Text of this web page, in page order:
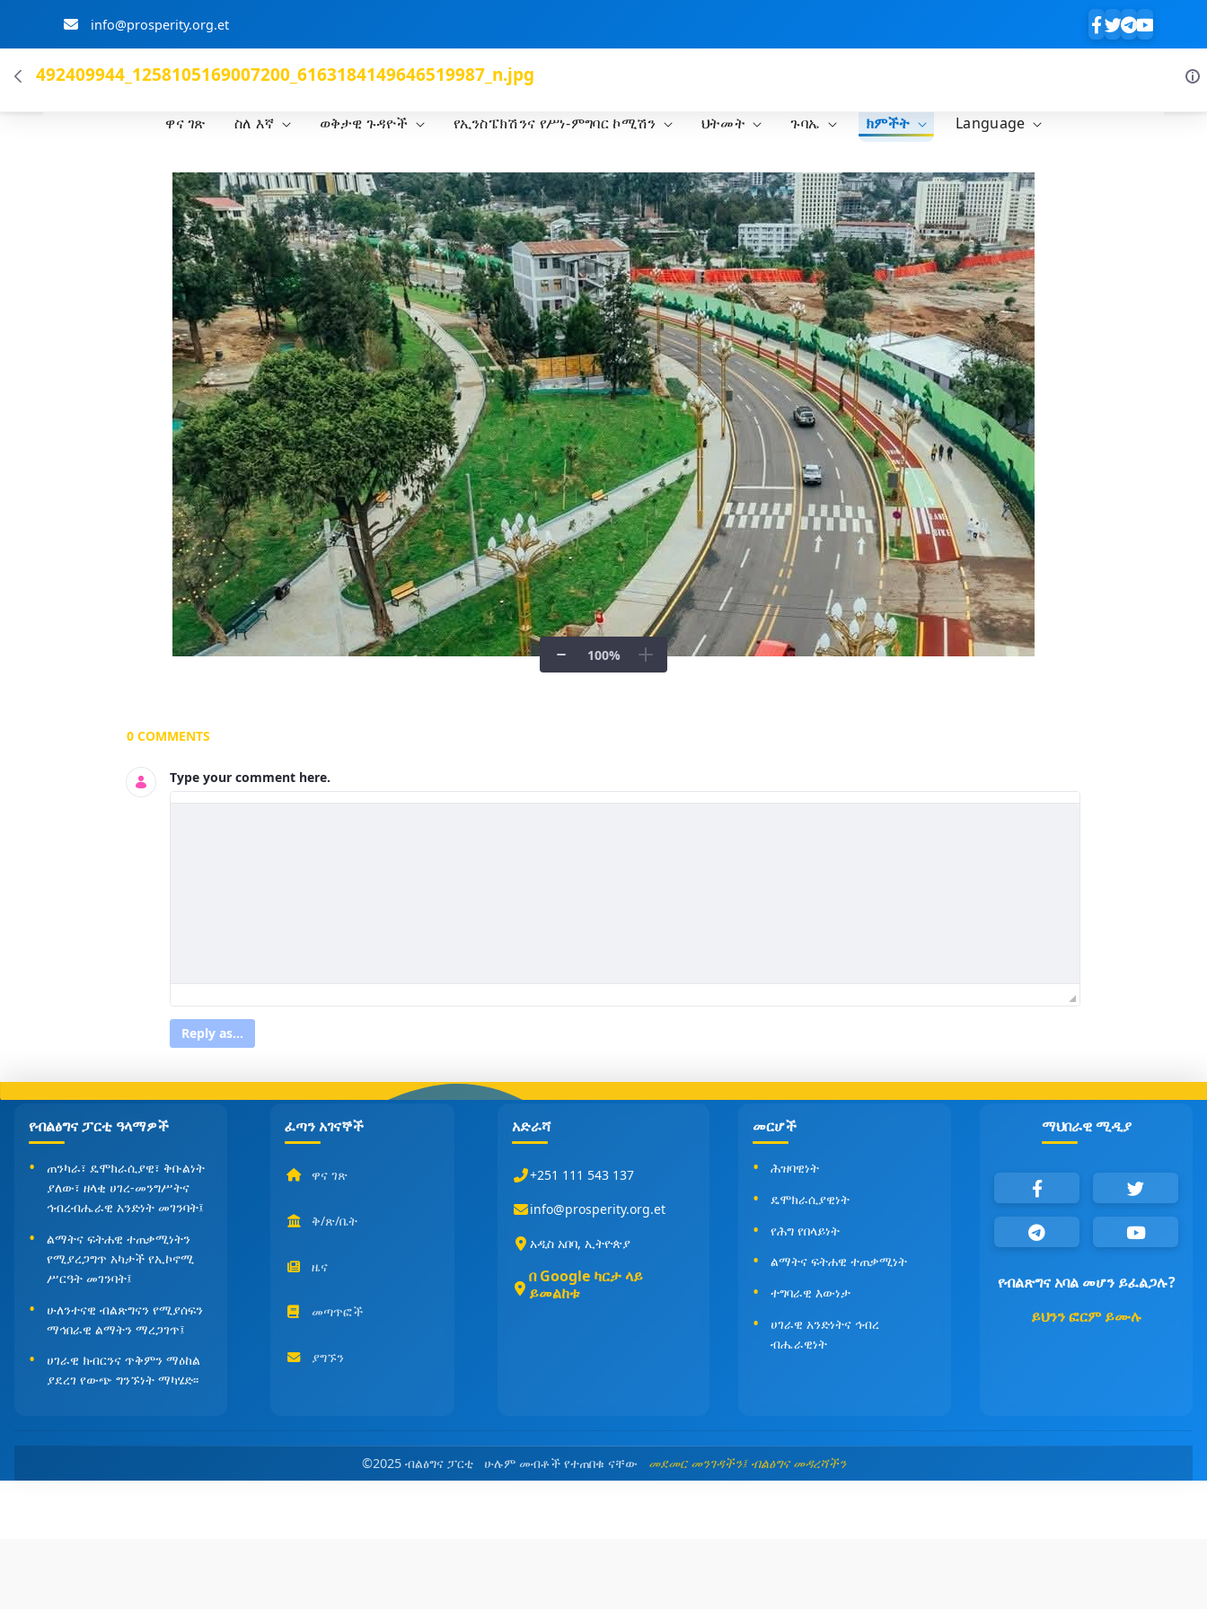
info@prosperity.org.et
ብልፅግና ፓርቲ
ዋና ገጽ ስለ እኛ ወቅታዊ ጉዳዮች የኢንስፔክሽንና የሥነ-ምግባር ኮሚሽን ህትመት ጉባኤ ክምችት Language
492409944_1258105169007200_6163184149646519987_n.jpg
100%
Documents and Media
0 COMMENTS
Type your comment here.
Reply as...
የብልፅግና ፓርቲ ዓላማዎች
ጠንካራ፣ ዴሞክራሲያዊ፣ ቅቡልነት
ያለው፣ ዘላቂ ሀገረ-መንግሥትና
ኅብረብሔራዊ አንድነት መገንባት፤
ልማትና ፍትሐዊ ተጠቃሚነትን
የሚያረጋግጥ አካታች የኢኮኖሚ
ሥርዓት መገንባት፤
ሁለንተናዊ ብልጽግናን የሚያሰፍን
ማኅበራዊ ልማትን ማረጋገጥ፤
ሀገራዊ ክብርንና ጥቅምን ማዕከል
ያደረገ የውጭ ግንኙነት ማካሄድ፡፡
ፈጣን አገናኞች
ዋና ገጽ
ቅ/ጽ/ቤት
ዜና
መጣጥፎች
ያግኙን
አድራሻ
+251 111 543 137
info@prosperity.org.et
አዲስ አበባ, ኢትዮጵያ
በ Google ካርታ ላይ
ይመልከቱ
መርሆች
ሕዝባዊነት
ዴሞክራሲያዊነት
የሕግ የበላይነት
ልማትና ፍትሐዊ ተጠቃሚነት
ተግባራዊ እውነታ
ሀገራዊ አንድነትና ኅብረ
ብሔራዊነት
ማህበራዊ ሚዲያ
የብልጽግና አባል መሆን ይፈልጋሉ?
ይህንን ፎርም ይሙሉ
©2025 ብልፅግና ፓርቲ ሁሉም መብቶች የተጠበቁ ናቸው መደመር መንገዳችን፤ ብልፅግና መዳረሻችን